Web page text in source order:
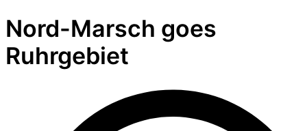
Nord-Marsch goes
Ruhrgebiet